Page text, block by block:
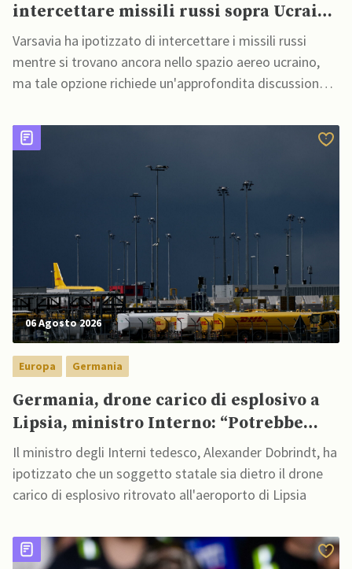
intercettare missili russi sopra Ucraina
per proteggere spazio aereo NATO
Varsavia ha ipotizzato di intercettare i missili russi
mentre si trovano ancora nello spazio aereo ucraino,
ma tale opzione richiede un'approfondita discussione,
06 Agosto 2026
Europa Germania
Germania, drone carico di esplosivo a
Lipsia, ministro Interno: “Potrebbe
esserci dietro un attore statale”
Il ministro degli Interni tedesco, Alexander Dobrindt, ha
ipotizzato che un soggetto statale sia dietro il drone
carico di esplosivo ritrovato all'aeroporto di Lipsia